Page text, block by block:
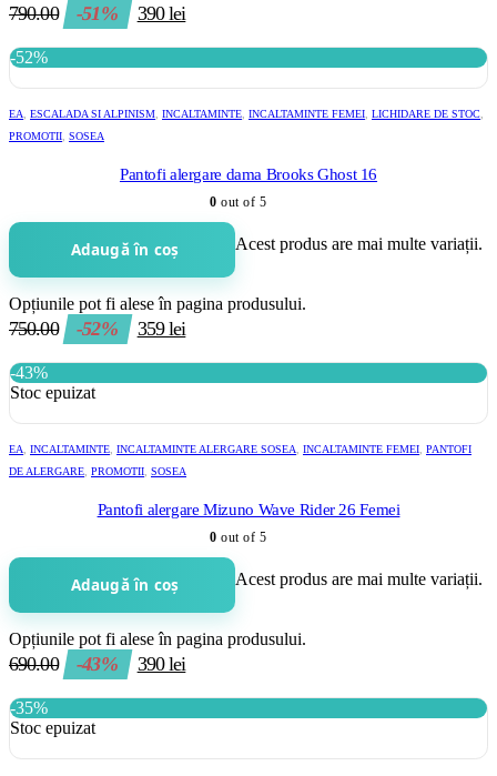
790.00 -51% 390lei
-52%
EA ESCALADA SI ALPINISM INCALTAMINTE INCALTAMINTE FEMEI LICHIDARE DE STOC
PROMOTII SOSEA
Pantofi alergare dama Brooks Ghost 16
0 out of 5
Adaugă în coș Acest produs are mai multe variații.
Opțiunile pot fi alese în pagina produsului.
750.00 -52% 359lei
-43%
Stoc epuizat
EA INCALTAMINTE INCALTAMINTE ALERGARE SOSEA INCALTAMINTE FEMEI PANTOFI
DE ALERGARE PROMOTII SOSEA
Pantofi alergare Mizuno Wave Rider 26 Femei
0 out of 5
Adaugă în coș Acest produs are mai multe variații.
Opțiunile pot fi alese în pagina produsului.
690.00 -43% 390lei
-35%
Stoc epuizat